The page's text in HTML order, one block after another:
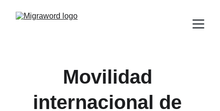
Movilidad
internacional de